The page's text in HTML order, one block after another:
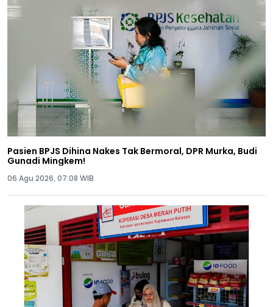
Pasien BPJS Dihina Nakes Tak Bermoral, DPR Murka, Budi
Gunadi Mingkem!
06 Agu 2026, 07:08 WIB